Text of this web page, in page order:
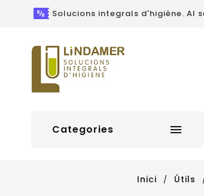
Solucions integrals d'higiène. Al
Categories 
Inici Útils